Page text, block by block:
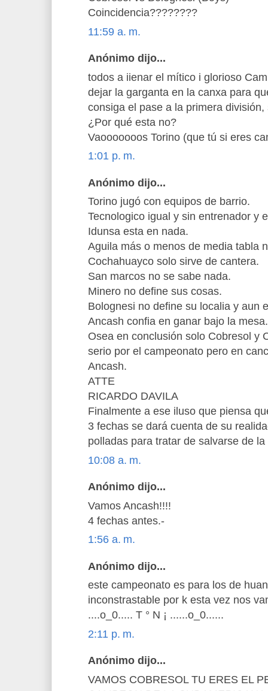
Coincidencia????????
11:59 a. m.
Anónimo dijo...
todos a iienar el mítico i glorioso
dejar la garganta en la canxa para
consiga el pase a la primera
¿Por qué esta no?
Vaooooooos Torino (que tú si eres
1:01 p. m.
Anónimo dijo...
Torino jugó con equipos de barrio.
Tecnologico igual y sin entrenador y
Idunsa esta en nada.
Aguila más o menos de media tabla
Cochahuayco solo sirve de cantera.
San marcos no se sabe nada.
Minero no define sus cosas.
Bolognesi no define su localia y aun
Ancash confia en ganar bajo la mesa.
Osea en conclusión solo Cobresol y
serio por el campeonato pero en
Ancash.
ATTE
RICARDO DAVILA
Finalmente a ese iluso que piensa
3 fechas se dará cuenta de su
polladas para tratar de salvarse de la
10:08 a. m.
Anónimo dijo...
Vamos Ancash!!!!
4 fechas antes.-
1:56 a. m.
Anónimo dijo...
este campeonato es para los de
inconstrastable por k esta vez nos
....o_0..... T ° N ¡ ......o_0......
2:11 p. m.
Anónimo dijo...
VAMOS COBRESOL TU ERES EL